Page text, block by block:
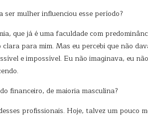
ser mulher influenciou esse período?
que já é uma faculdade com
para mim. Mas eu percebi que não
e impossível. Eu não imaginava, eu
financeiro, de maioria masculina?
profissionais. Hoje, talvez um pouco